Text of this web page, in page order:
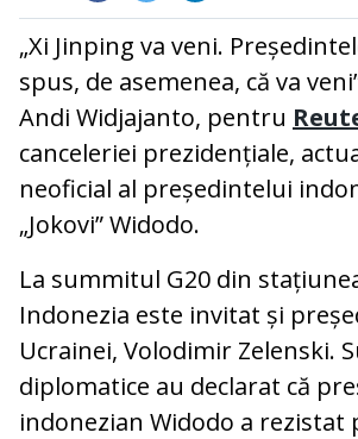
„Xi Jinping va veni.
spus, de asemenea, că va
Andi Widjajanto, pentru
canceleriei prezidențiale,
neoficial al președintelui
„Jokovi” Widodo.
La summitul G20 din
Indonezia este invitat și
Ucrainei, Volodimir Zelenski.
diplomatice au declarat că
indonezian Widodo a